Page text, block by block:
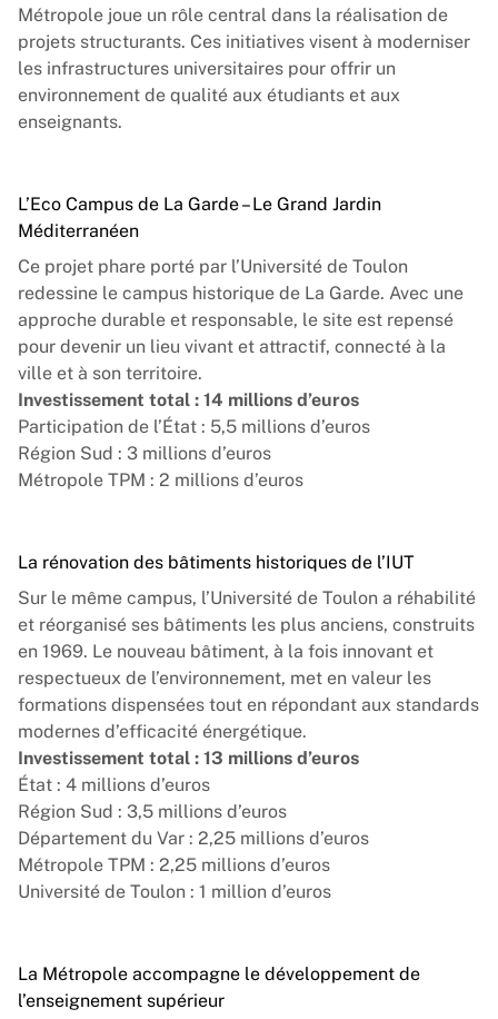
Métropole joue un rôle central dans la réalisation de
projets structurants. Ces initiatives visent à moderniser
les infrastructures universitaires pour offrir un
environnement de qualité aux étudiants et aux
enseignants.
L’Eco Campus de La Garde – Le Grand Jardin
Méditerranéen
Ce projet phare porté par l’Université de Toulon
redessine le campus historique de La Garde. Avec une
approche durable et responsable, le site est repensé
pour devenir un lieu vivant et attractif, connecté à la
ville et à son territoire.
Investissement total : 14 millions d’euros
Participation de l’État : 5,5 millions d’euros
Région Sud : 3 millions d’euros
Métropole TPM : 2 millions d’euros
La rénovation des bâtiments historiques de l’IUT
Sur le même campus, l’Université de Toulon a réhabilité
et réorganisé ses bâtiments les plus anciens, construits
en 1969. Le nouveau bâtiment, à la fois innovant et
respectueux de l’environnement, met en valeur les
formations dispensées tout en répondant aux standards
modernes d’efficacité énergétique.
Investissement total : 13 millions d’euros
État : 4 millions d’euros
Région Sud : 3,5 millions d’euros
Département du Var : 2,25 millions d’euros
Métropole TPM : 2,25 millions d’euros
Université de Toulon : 1 million d’euros
La Métropole accompagne le développement de
l’enseignement supérieur